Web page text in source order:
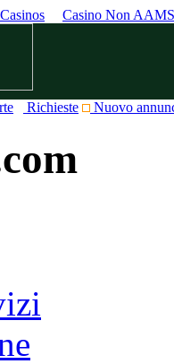
Casino Non AAMS
Richieste Nuovo